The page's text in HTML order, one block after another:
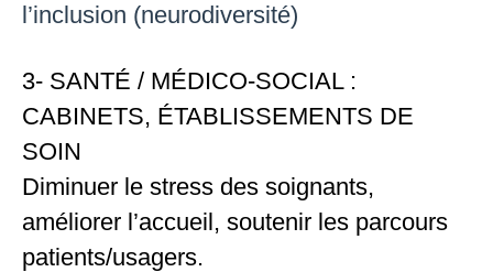
l’inclusion (neurodiversité)
3- SANTÉ / MÉDICO-SOCIAL :
CABINETS, ÉTABLISSEMENTS DE
SOIN
Diminuer le stress des soignants,
améliorer l’accueil, soutenir les parcours
patients/usagers.